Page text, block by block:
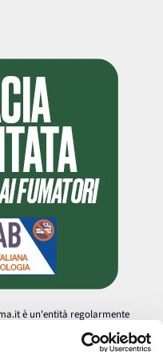
è un'entità regolarmente
la vendita online di